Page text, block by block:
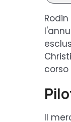
corso
Il